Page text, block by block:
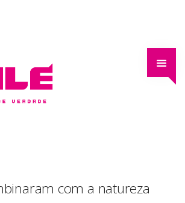
com a natureza